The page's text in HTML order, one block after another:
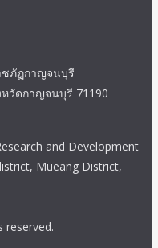
ภัฏกาญจนบุรี
หวัดกาญจนบุรี 71190
and Development
Mueang District,
reserved.